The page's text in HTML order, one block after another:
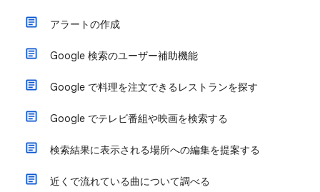
アラートの作成
Google 検索のユーザー補助機能
Google で料理を注文できるレストランを探す
Google でテレビ番組や映画を検索する
検索結果に表示される場所への編集を提案する
近くで流れている曲について調べる